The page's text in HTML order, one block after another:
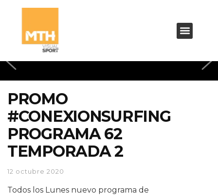
PROMO
#CONEXIONSURFING
PROGRAMA 62
TEMPORADA 2
12 octubre 2020
Todos los Lunes nuevo programa de